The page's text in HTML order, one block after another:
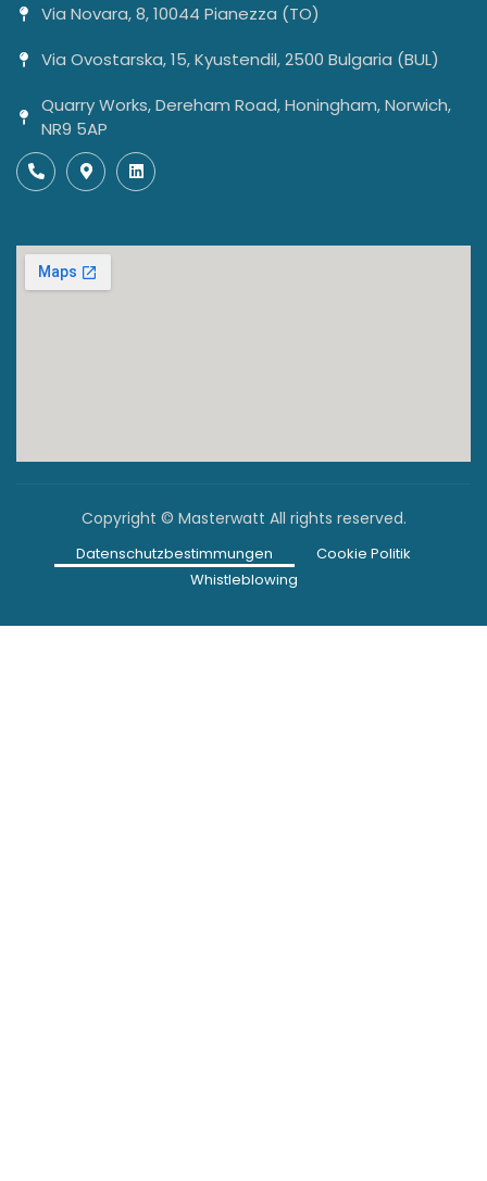
Via Novara, 8, 10044 Pianezza (TO)
Via Ovostarska, 15, Kyustendil, 2500 Bulgaria (BUL)
Quarry Works, Dereham Road, Honingham, Norwich,
NR9 5AP
Copyright © Masterwatt All rights reserved.
Datenschutzbestimmungen
Cookie Politik
Whistleblowing